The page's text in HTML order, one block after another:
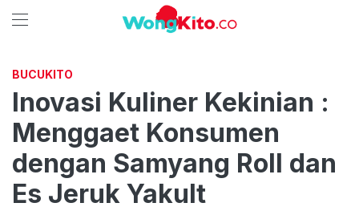
BUCUKITO
Inovasi Kuliner Kekinian :
Menggaet Konsumen
dengan Samyang Roll dan
Es Jeruk Yakult